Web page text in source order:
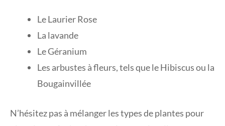
Le Laurier Rose
La lavande
Le Géranium
Les arbustes à fleurs, tels que le Hibiscus ou la
Bougainvillée
N’hésitez pas à mélanger les types de plantes pour